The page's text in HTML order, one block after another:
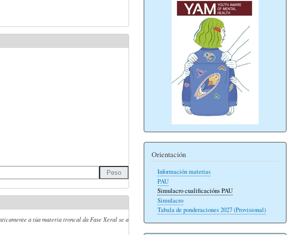
a túa materia troncal da Fase Xeral se a
Orientación
Información materias
PAU
Simulacro cualificacións PAU
Simulacro
Tabala de ponderaciones 2027 (Provisional)